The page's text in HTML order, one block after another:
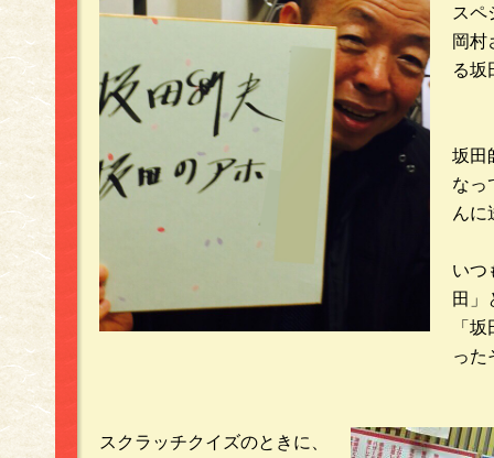
スペ
岡村
る坂
坂田
なっ
んに
いつ
田」
「
った
スクラッチクイズのときに、